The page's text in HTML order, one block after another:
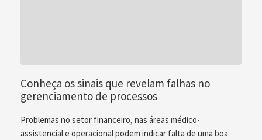
Conheça os sinais que revelam falhas no
gerenciamento de processos
Problemas no setor financeiro, nas áreas médico-
assistencial e operacional podem indicar falta de uma boa